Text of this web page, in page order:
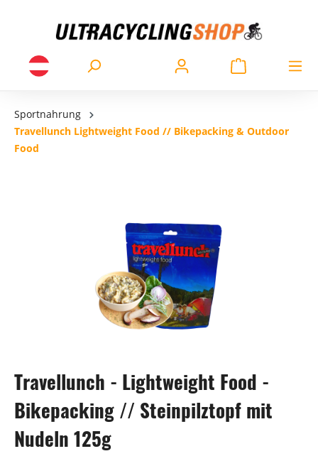
Sportnahrung
Travellunch Lightweight Food // Bikepacking & Outdoor
Food
Travellunch - Lightweight Food -
Bikepacking // Steinpilztopf mit
Nudeln 125g